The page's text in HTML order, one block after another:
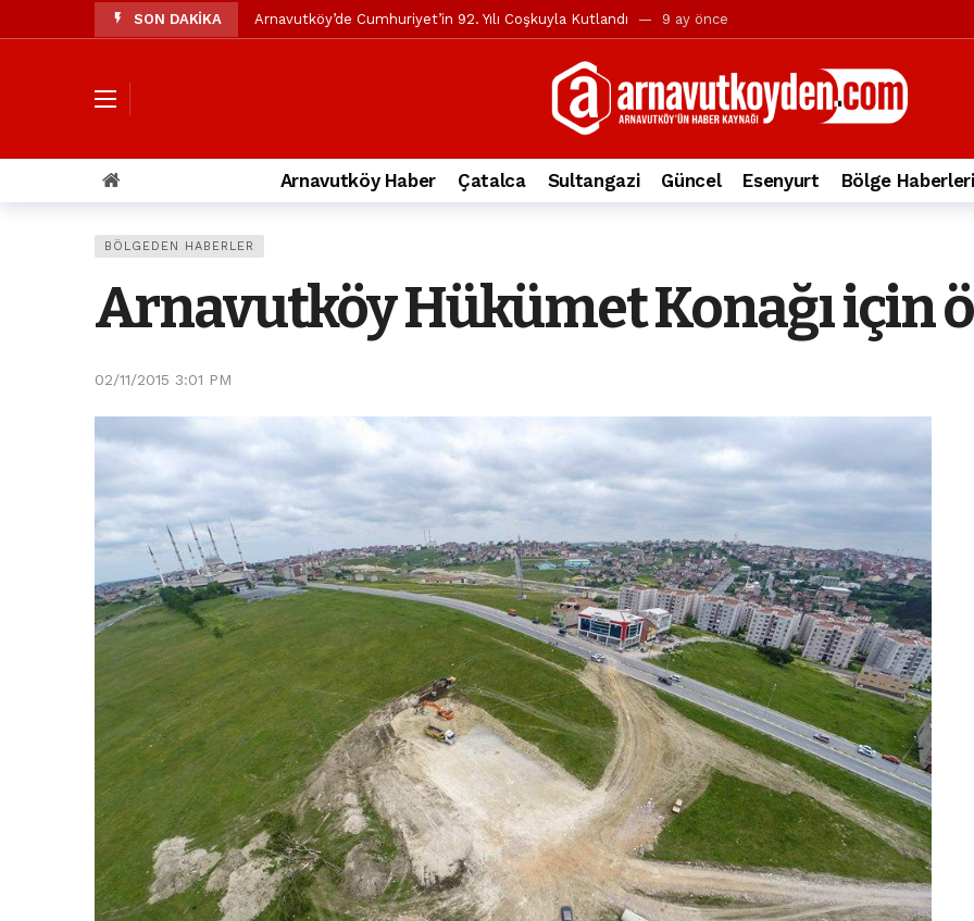
SON DAKİKA Arnavutköy’de Cumhuriyet’in 92. Yılı Coşkuyla Kutlandı 9 ay önce
Özgür Özel’den Arnavutköy Belediyesi’ne ve Mustafa Candaroğlu’na yönelik suçlamalar 10 ay önce
Arnavutköy’ün nüfusu 2024 yılında 344.868’e ulaştı 2 yıl önce
Arnavutköy Taşoluk’ta seyir halindeki otomobil alev alev yandı. 2 yıl önce
Arnavutköy İmrahor Mahallesi sakinleri protesto gösterisi düzenledi 2 yıl önce
Toprak kaydı: 3 hafriyat kamyonu birbirlerinin üzerine devrildi
İstanbul Havalimanı yolundaki kazada, taksideki yolcu öldü 3 yıl önce
Arnavutkoy Belediyesi’ne su baskını tepkisi 3 yıl önce
Arnavutköy Haber Çatalca Sultangazi Güncel Esenyurt Bölge Haberleri
BÖLGEDEN HABERLER
Arnavutköy Hükümet Konağı için
02/11/2015 3:01 PM